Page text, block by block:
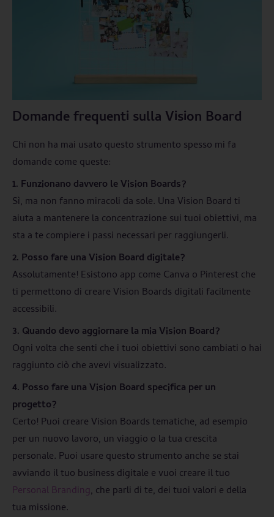
Domande frequenti sulla Vision Board
Chi non ha mai usato questo strumento spesso mi fa
domande come queste:
1. Funzionano davvero le Vision Boards?
Sì, ma non fanno miracoli da sole. Una Vision Board ti
aiuta a mantenere la concentrazione sui tuoi obiettivi, ma
sta a te compiere i passi necessari per raggiungerli.
2. Posso fare una Vision Board digitale?
Assolutamente! Esistono app come Canva o Pinterest che
ti permettono di creare Vision Boards digitali facilmente
accessibili.
3. Quando devo aggiornare la mia Vision Board?
Ogni volta che senti che i tuoi obiettivi sono cambiati o hai
raggiunto ciò che avevi visualizzato.
4. Posso fare una Vision Board specifica per un
progetto?
Certo! Puoi creare Vision Boards tematiche, ad esempio
per un nuovo lavoro, un viaggio o la tua crescita
personale. Puoi usare questo strumento anche se stai
avviando il tuo business digitale e vuoi creare il tuo
Personal Branding, che parli di te, dei tuoi valori e della
tua missione.